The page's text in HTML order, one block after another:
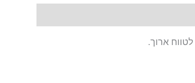
ארוך.